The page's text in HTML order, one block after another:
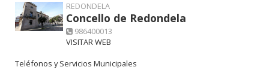
REDONDELA
Concello de Redondela
986400013
VISITAR WEB
Teléfonos y Servicios Municipales